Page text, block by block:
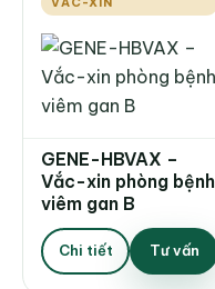
GENE-HBVAX –
Vắc-xin phòng bệnh
viêm gan B
Chi tiết Tư vấn